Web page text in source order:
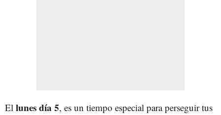
El lunes día 5, es un tiempo especial para perseguir tus